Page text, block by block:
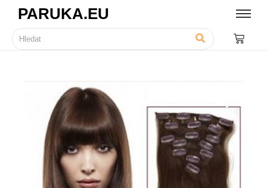
PARUKA.EU